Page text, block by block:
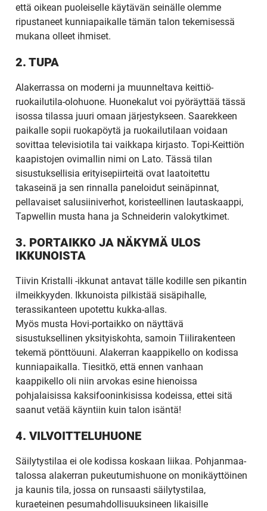
että oikean puoleiselle käytävän seinälle olemme
ripustaneet kunniapaikalle tämän talon tekemisessä
mukana olleet ihmiset.
2. TUPA
Alakerrassa on moderni ja muunneltava keittiö-
ruokailutila-olohuone. Huonekalut voi pyöräyttää tässä
isossa tilassa juuri omaan järjestykseen. Saarekkeen
paikalle sopii ruokapöytä ja ruokailutilaan voidaan
sovittaa televisiotila tai vaikkapa kirjasto. Topi-Keittiön
kaapistojen ovimallin nimi on Lato. Tässä tilan
sisustuksellisia erityisepiirteitä ovat laatoitettu
takaseinä ja sen rinnalla paneloidut seinäpinnat,
pellavaiset salusiiniverhot, koristeellinen lautaskaappi,
Tapwellin musta hana ja Schneiderin valokytkimet.
3. PORTAIKKO JA NÄKYMÄ ULOS
IKKUNOISTA
Tiivin Kristalli -ikkunat antavat tälle kodille sen pikantin
ilmeikkyyden. Ikkunoista pilkistää sisäpihalle,
terassikanteen upotettu kukka-allas.
Myös musta Hovi-portaikko on näyttävä
sisustuksellinen yksityiskohta, samoin Tiilirakenteen
tekemä pönttöuuni. Alakerran kaappikello on kodissa
kunniapaikalla. Tiesitkö, että ennen vanhaan
kaappikello oli niin arvokas esine hienoissa
pohjalaisissa kaksifooninkisissa kodeissa, ettei sitä
saanut vetää käyntiin kuin talon isäntä!
4. VILVOITTELUHUONE
Säilytystilaa ei ole kodissa koskaan liikaa. Pohjanmaa-
talossa alakerran pukeutumishuone on monikäyttöinen
ja kaunis tila, jossa on runsaasti säilytystilaa,
kuraeteinen pesumahdollisuuksineen likaisille